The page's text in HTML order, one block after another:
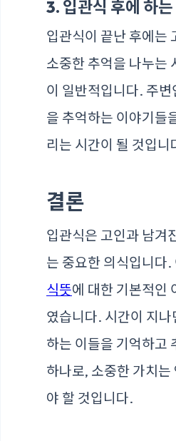
3. 입관식 후에 하
입관식이 끝난 후에는
소중한 추억을 나누는
이 일반적입니다. 주변
을 추억하는 이야기들
리는 시간이 될 것입니
결론
입관식은 고인과 남겨
는 중요한 의식입니다.
식뜻에 대한 기본적인
였습니다. 시간이 지
하는 이들을 기억하고
하나로, 소중한 가치는
야 할 것입니다.